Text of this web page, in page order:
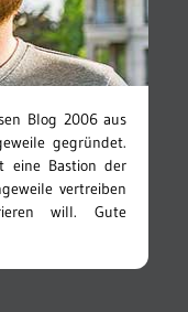
Blog 2006 aus
gegründet.
eine Bastion der
vertreiben
will. Gute